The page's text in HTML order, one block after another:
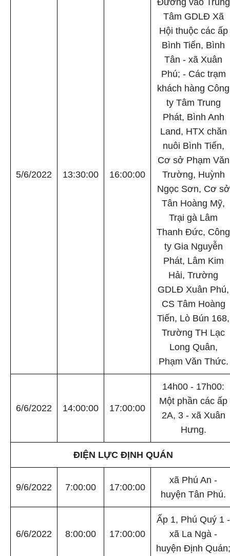
5/6/2022 13:30:00 16:00:00
Đường vào Trung
Tâm GDLĐ Xã
Hội thuộc các ấp
Bình Tiến, Bình
Tân - xã Xuân
Phú; - Các trạm
khách hàng Công
ty Tâm Trung
Phát, Bình Anh
Land, HTX chăn
nuôi Bình Tiến,
Cơ sở Phạm Văn
Trường, Huỳnh
Ngọc Sơn, Cơ sở
Tân Hoàng Mỹ,
Trại gà Lâm
Thanh Đức, Công
ty Gia Nguyễn
Phát, Lâm Kim
Hải, Trường
GDLĐ Xuân Phú,
CS Tâm Hoàng
Tiến, Lò Bún 168,
Trường TH Lạc
Long Quân,
Phạm Văn Thức.
6/6/2022 14:00:00 17:00:00
14h00 - 17h00:
Một phần các ấp
2A, 3 - xã Xuân
Hưng.
ĐIỆN LỰC ĐỊNH QUÁN
9/6/2022 7:00:00 17:00:00
xã Phú An -
huyện Tân Phú.
6/6/2022 8:00:00 17:00:00
Ấp 1, Phú Quý 1 -
xã La Ngà -
huyện Định Quán;